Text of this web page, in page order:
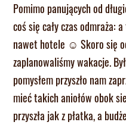
Pomimo panujących od
coś się cały czas odmraża:
nawet hotele ☺ Skoro się
zaplanowaliśmy wakacje.
pomysłem przyszło nam
mieć takich aniołów obok
przyszła jak z płatka, a